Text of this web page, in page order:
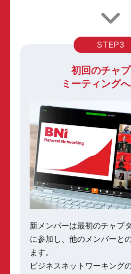
STEP3
初回のチャ
ミーティング
新メンバーは最初のチャプ
に参加し、他のメンバーと
ます。
ビジネスネットワーキング